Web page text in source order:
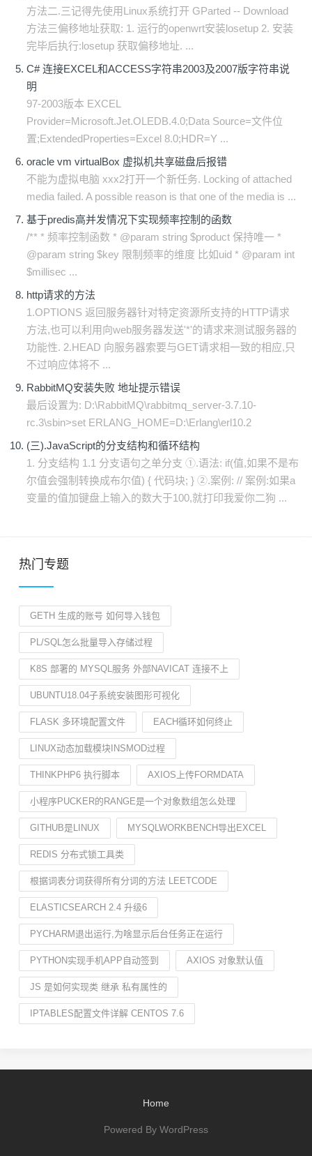
方法二.三记得先使用Linux系统打开 GParted -- Download
方法三偏移地址获取: 1. 运行的openwrt安装losetup 2. 安装
完毕后执行:losetup 获取偏移地址. ...
C# 连接EXCEL和ACCESS字符串2003及2007版字符串说
明
97-2003版本 EXCEL
Provider=Microsoft.Jet.OLEDB.4.0;Data Source=文件位
置;ExtendedProperties=Excel 8.0;HDR=Y ...
oracle vm virtualBox 虚拟机共享磁盘后报错
不能为虚拟电脑 xxx2打开一个新任务. Locking of attached
media failed. A possible reason is that one of the media is ...
基于predis高并发情况下实现频率控制的函数
/** * 频率控制函数 * @param string $product 保持唯一 *
@param string $key 限制频率的维度 比如uid * @param int
$millisec ...
http请求的方法
1.OPTIONS 返回服务器针对特定资源所支持的HTTP请求
方法,也可以利用向web服务器发送'*'的请求来测试服务器的
功能性. 2.HEAD 向服务器索要与GET请求相一致的相应,只
不过响应体将不 ...
RabbitMQ安装失败 地址提示错误
最后设置为: D:\RabbitMQ\rabbitmq_server-3.7.10-
rc.3\sbin>set ERLANG_HOME=D:\Erlang\erl10.2
(三).JavaScript的分支结构和循环结构
1. 分支结构 1.1 分支语句之单分支 ①.语法: if(值,如果不是布
尔值会强制转换成布尔值) { 代码块; } ②.案例: // 案例:如果a
变量的值加键盘上输入的数大于100,就打印我爱你二狗 ...
热门专题
GETH 生成的账号 如何导入钱包
PL/SQL怎么批量导入存储过程
K8S 部署的 MYSQL服务 外部NAVICAT 连接不上
UBUNTU18.04子系统安装图形可视化
FLASK 多环境配置文件 EACH循环如何终止
LINUX动态加载模块INSMOD过程
THINKPHP6 执行脚本 AXIOS上传FORMDATA
小程序PUCKER的RANGE是一个对象数组怎么处理
GITHUB是LINUX MYSQLWORKBENCH导出EXCEL
REDIS 分布式锁工具类
根据词表分词获得所有分词的方法 LEETCODE
ELASTICSEARCH 2.4 升级6
PYCHARM退出运行,为啥显示后台任务正在运行
PYTHON实现手机APP自动签到 AXIOS 对象默认值
JS 是如何实现类 继承 私有属性的
IPTABLES配置文件详解 CENTOS 7.6
Home
Powered By WordPress